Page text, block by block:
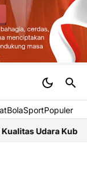
BolaSportPopuler
Raya Jumat